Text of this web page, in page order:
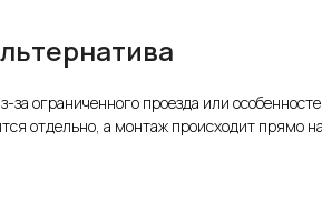
за ограниченного проезда или
отдельно, а монтаж происходит прямо